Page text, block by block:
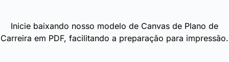
Inicie baixando nosso modelo de Canvas de Plano de
Carreira em PDF, facilitando a preparação para impressão.